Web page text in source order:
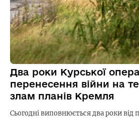
Два роки Курської
перенесення війни на
злам планів Кремля
Сьогодні виповнюється два роки від